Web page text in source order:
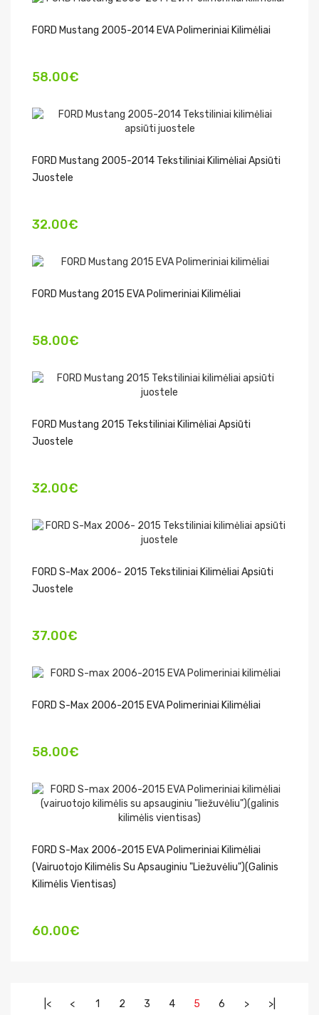
FORD Mustang 2005-2014 EVA Polimeriniai Kilimėliai
58.00€
FORD Mustang 2005-2014 Tekstiliniai Kilimėliai Apsiūti
Juostele
32.00€
FORD Mustang 2015 EVA Polimeriniai Kilimėliai
58.00€
FORD Mustang 2015 Tekstiliniai Kilimėliai Apsiūti
Juostele
32.00€
FORD S-Max 2006- 2015 Tekstiliniai Kilimėliai Apsiūti
Juostele
37.00€
FORD S-Max 2006-2015 EVA Polimeriniai Kilimėliai
58.00€
FORD S-Max 2006-2015 EVA Polimeriniai Kilimėliai
(vairuotojo Kilimėlis Su Apsauginiu "liežuvėliu")(galinis
Kilimėlis Vientisas)
60.00€
|< < 1 2 3 4 5 6 > >|